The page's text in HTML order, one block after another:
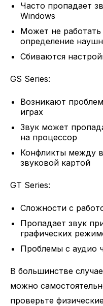
Часто пропадает
Windows
Может не работать
определение
Сбиваются
GS Series:
Возникают
играх
Звук может
на процессор
Конфликты между
звуковой картой
GT Series:
Сложности с
Пропадает звук
графических
Проблемы с аудио
В большинстве
можно
проверьте